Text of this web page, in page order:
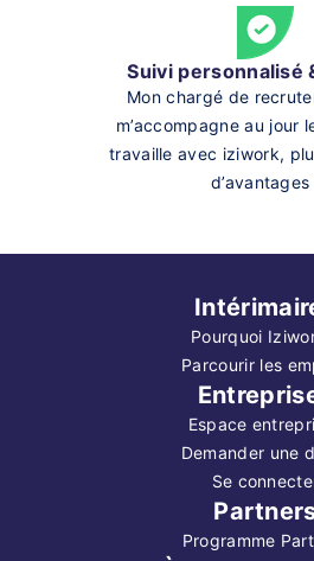
Suivi personnalisé
Mon chargé de
m’accompagne au jour
travaille avec iziwork,
d’avantages
Pourquoi
Parcourir les
Espace
Demander une
Se
Programme